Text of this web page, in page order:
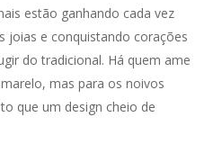
estão ganhando cada vez
joias e conquistando corações
do tradicional. Há quem ame
mas para os noivos
que um design cheio de